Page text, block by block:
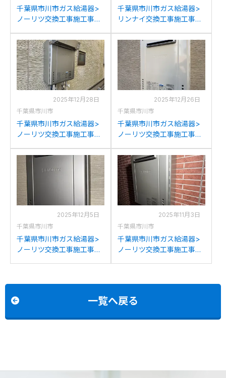
千葉県市川市ガス給湯器>
ノーリツ交換工事施工事
C2052SAWX-2からノーリ
ツGT-C2072SAW BLへの
交換
千葉県市川市ガス給湯器>
リンナイ交換工事施工事
1823SAW-Tからリンナイ
RUF-SA1615SAT-L(A)への
交換
2025年12月28日
千葉県市川市
千葉県市川市ガス給湯器>
ノーリツ交換工事施工事
K202SAWからノーリツGT-
C2072SAW BLへの交換
2025年12月26日
千葉県市川市
千葉県市川市ガス給湯器>
ノーリツ交換工事施工事
2450SAWXからノーリツ
GT-2470SAW BLへの交換
2025年12月5日
千葉県市川市
千葉県市川市ガス給湯器>
ノーリツ交換工事施工事
2025年11月3日
千葉県市川市
千葉県市川市ガス給湯器>
ノーリツ交換工事施工事
一覧へ戻る